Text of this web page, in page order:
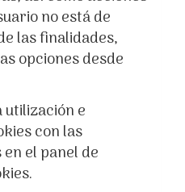
no está de
las finalidades,
opciones desde
utilización e
con las
el panel de